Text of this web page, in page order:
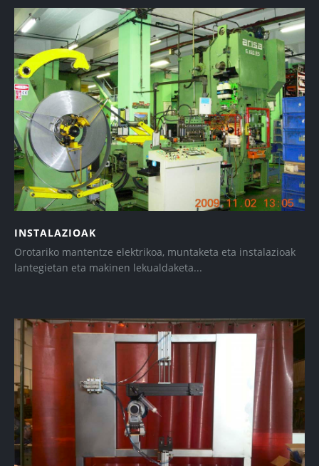
INSTALAZIOAK
Orotariko mantentze elektrikoa, muntaketa eta instalazioak
lantegietan eta makinen lekualdaketa...